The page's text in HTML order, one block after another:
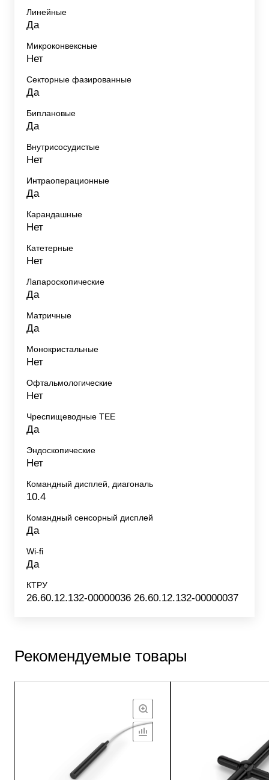
Линейные
Да
Микроконвексные
Нет
Секторные фазированные
Да
Биплановые
Да
Внутрисосудистые
Нет
Интраоперационные
Да
Карандашные
Нет
Катетерные
Нет
Лапароскопические
Да
Матричные
Да
Монокристальные
Нет
Офтальмологические
Нет
Чреспищеводные TEE
Да
Эндоскопические
Нет
Командный дисплей, диагональ
10.4
Командный сенсорный дисплей
Да
Wi-fi
Да
КТРУ
26.60.12.132-00000036 26.60.12.132-00000037
Рекомендуемые товары